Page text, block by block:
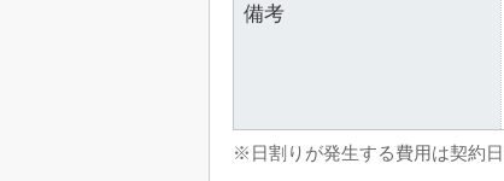
備考
※日割りが発生する費用は契約